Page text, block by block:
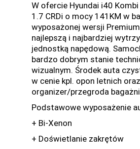
W ofercie Hyundai i40
1.7 CRDi o mocy 141KM w
wyposażonej wersji
najlepszą i najbardziej
jednostką napędową.
bardzo dobrym stanie
wizualnym. Środek auta
w cenie kpl. opon letnich
organizer/przegroda
Podstawowe wyposażenie
+ Bi-Xenon
+ Doświetlanie zakrętów